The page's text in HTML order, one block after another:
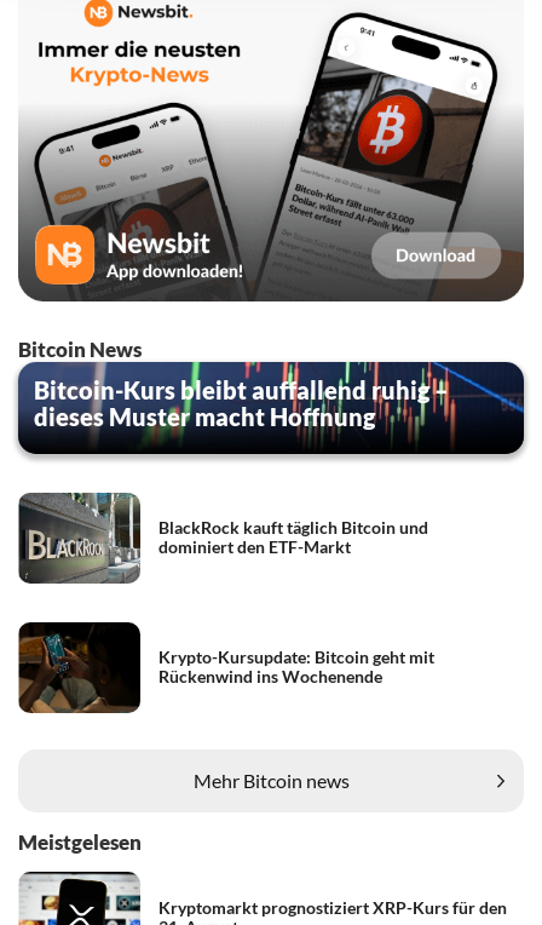
Bitcoin News
Bitcoin-Kurs bleibt auffallend ruhig –
dieses Muster macht Hoffnung
BlackRock kauft täglich Bitcoin und
dominiert den ETF-Markt
Krypto-Kursupdate: Bitcoin geht mit
Rückenwind ins Wochenende
Mehr Bitcoin news
Meistgelesen
Kryptomarkt prognostiziert XRP-Kurs für den